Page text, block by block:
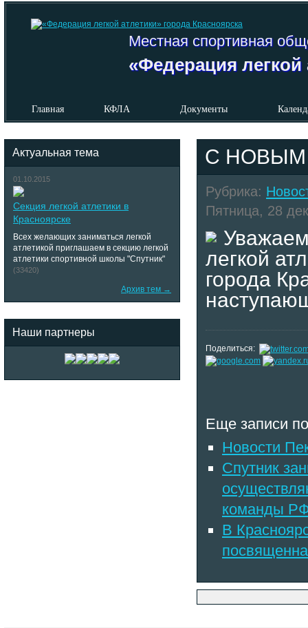
Местная спортивная
«Федерация легкой
Главная КФЛА Документы
Актуальная тема
01.10.2015
Секция легкой атлетики в
Красноярске
Всех желающих заниматься легкой
атлетикой приглашаем в секцию легкой
атлетики спортивной школы "Спутник"
(33420)
Архив тем →
Наши партнеры
С НОВЫМ
Рубрика:
Пятница, 28
легкой
города
Поделиться:
Еще записи
Новости
Спутник
команды
В